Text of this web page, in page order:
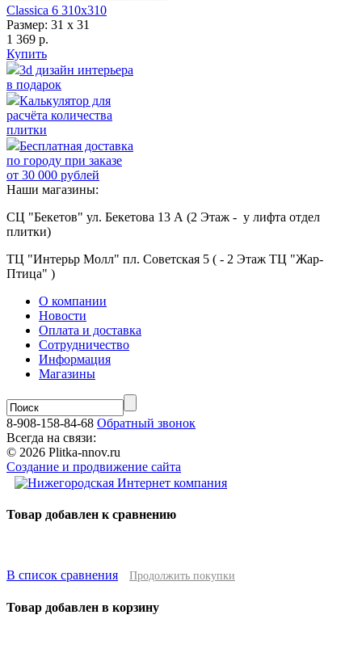
Classica 6 310х310
Размер: 31 x 31
1 369 р.
Купить
3d дизайн интерьера
в подарок
Калькулятор для
расчёта количества
плитки
Бесплатная доставка
по городу при заказе
от 30 000 рублей
Наши магазины:
СЦ "Бекетов" ул. Бекетова 13 А (2 Этаж - у лифта отдел
плитки)
ТЦ "Интерьр Молл" пл. Советская 5 ( - 2 Этаж ТЦ "Жар-
Птица" )
О компании
Новости
Оплата и доставка
Сотрудничество
Информация
Магазины
8-908-158-84-68 Обратный звонок
Всегда на связи:
© 2026 Plitka-nnov.ru
Создание и продвижение сайта
Товар добавлен к сравнению
В список сравнения Продолжить покупки
Товар добавлен в корзину